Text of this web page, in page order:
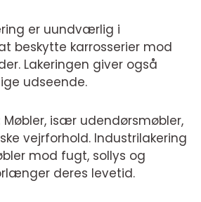
er uundværlig i
beskytte karrosserier mod
Lakeringen giver også
udseende.
Møbler, især udendørsmøbler,
vejrforhold. Industrilakering
mod fugt, sollys og
deres levetid.